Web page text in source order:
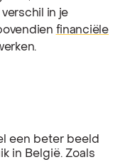
in je
financiële
een beter beeld
in België. Zoals